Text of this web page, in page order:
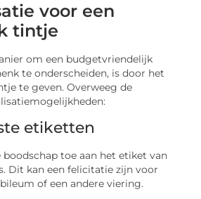
voor een
tintje
om een budgetvriendelijk
te onderscheiden, is door het
te geven. Overweeg de
etiketten
boodschap toe aan het etiket van
Dit kan een felicitatie zijn voor
of een andere viering.